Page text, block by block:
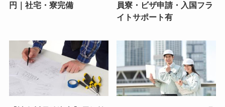
円｜社宅・寮完備
員寮・ビザ申請・入国フラ
イトサポート有